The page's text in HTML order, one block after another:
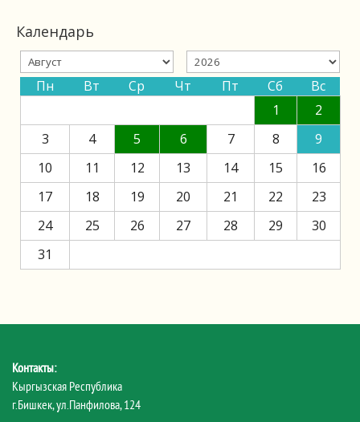
Календарь
Пн Вт Ср Чт Пт Сб
Вс
1
2
3
4 5 6 7 8
9
10
11 12 13 14 15
16
17
18 19 20 21 22
23
24
25 26 27 28 29
30
31
Контакты:
Кыргызская Республика
г.Бишкек, ул.Панфилова, 124